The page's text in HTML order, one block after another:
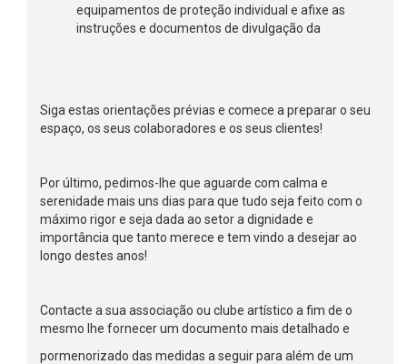
equipamentos de proteção individual e afixe as
instruções e documentos de divulgação da
Siga estas orientações prévias e comece a preparar o seu
espaço, os seus colaboradores e os seus clientes!
Por último, pedimos-lhe que aguarde com calma e
serenidade mais uns dias para que tudo seja feito com o
máximo rigor e seja dada ao setor a dignidade e
importância que tanto merece e tem vindo a desejar ao
longo destes anos!
Contacte a sua associação ou clube artístico a fim de o
mesmo lhe fornecer um documento mais detalhado e
pormenorizado das medidas a seguir para além de um